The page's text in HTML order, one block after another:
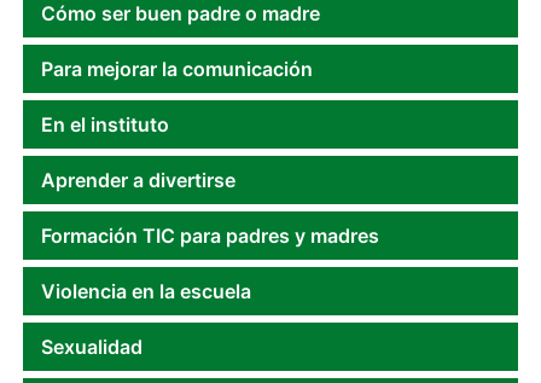
Cómo ser buen padre o madre
Para mejorar la comunicación
En el instituto
Aprender a divertirse
Formación TIC para padres y madres
Violencia en la escuela
Sexualidad